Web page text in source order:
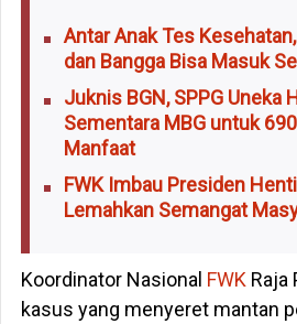
Antar Anak Tes
dan Bangga Bisa Masuk
Juknis BGN, SPPG Uneka
Sementara MBG untuk
Manfaat
FWK Imbau Presiden
Lemahkan Semangat
Koordinator Nasional FWKRaja
kasus yang menyeret mantan